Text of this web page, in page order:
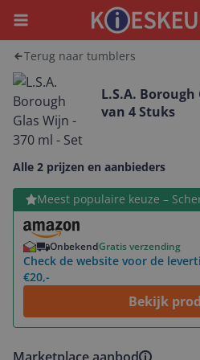
Menu
Terug naar tumblers
L.S.A. Borough
van 4 Stuks
Alle 2 prijzen en aanbieders
Meest populaire keuze –
OnbekendGratis verzending
Check de website voor de
€20,-
Bekijk
Bekijk product